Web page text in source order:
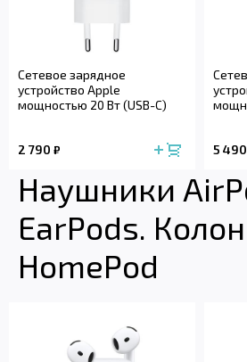
Сетевое зарядное
устройство Apple
мощностью 20 Вт (USB-C)
2 790 ₽ 5 490
Наушники
EarPods.
HomePod